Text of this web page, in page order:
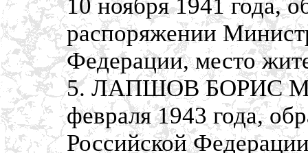
10 ноября 1941 года,
распоряжении
Федерации, место
5. ЛАПШОВ БОРИС
февраля 1943 года,
Российской